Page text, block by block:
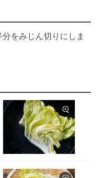
をみじん切りにしま